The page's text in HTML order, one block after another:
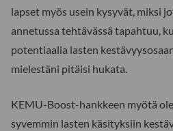
lapset myös usein kysyvät, miksi
annetussa tehtävässä tapahtuu,
potentiaalia lasten
mielestäni pitäisi hukata.
KEMU-Boost-hankkeen myötä
syvemmin lasten käsityksiin